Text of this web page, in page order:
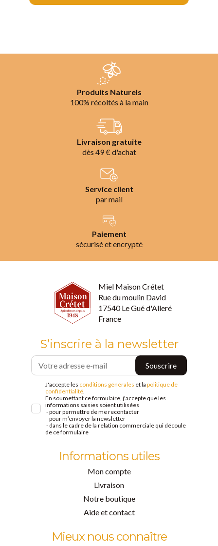
Produits Naturels
100% récoltés à la main
Livraison gratuite
dès 49 € d'achat
Service client
par mail
Paiement
sécurisé et encrypté
Miel Maison Crétet
Rue du moulin David
17540 Le Gué d'Alleré
France
Informations utiles
Mon compte
Livraison
Notre boutique
Aide et contact
Mieux nous connaître
S’inscrire à la newsletter
J'accepte les conditions générales et la politique de
confidentialité
En soumettant ce formulaire, j'accepte que les
informations saisies soient utilisées
- pour permettre de me recontacter
- pour m’envoyer la newsletter
- dans le cadre de la relation commerciale qui découle
de ce formulaire